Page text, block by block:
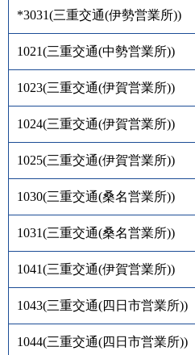
*3031(三重交通(伊勢営業所))
1021(三重交通(中勢営業所))
1023(三重交通(伊賀営業所))
1024(三重交通(伊賀営業所))
1025(三重交通(伊賀営業所))
1030(三重交通(桑名営業所))
1031(三重交通(桑名営業所))
1041(三重交通(伊賀営業所))
1043(三重交通(四日市営業所))
1044(三重交通(四日市営業所))